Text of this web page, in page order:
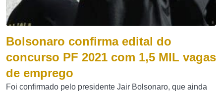
Bolsonaro confirma edital do
concurso PF 2021 com 1,5 MIL vagas
de emprego
Foi confirmado pelo presidente Jair Bolsonaro, que ainda